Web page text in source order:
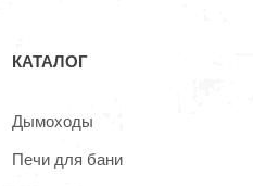
КАТАЛОГ
Дымоходы
Печи для бани